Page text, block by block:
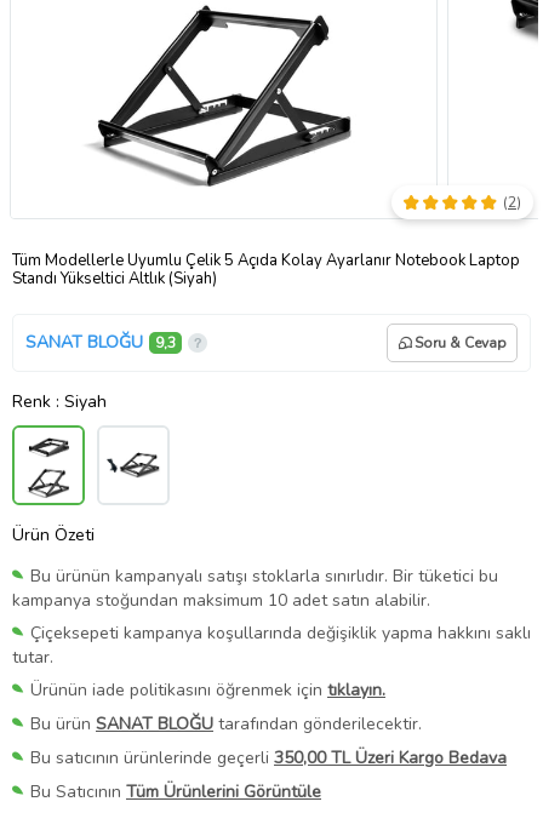
Tüm Modellerle Uyumlu Çelik 5 Açıda Kolay Ayarlanır Notebook Laptop
Standı Yükseltici Altlık (Siyah)
(2)
SANAT BLOĞU 9,3 Soru & Cevap
Renk : Siyah
Ürün Özeti
Bu ürünün kampanyalı satışı stoklarla sınırlıdır. Bir tüketici bu
kampanya stoğundan maksimum 10 adet satın alabilir.
Çiçeksepeti kampanya koşullarında değişiklik yapma hakkını saklı
tutar.
Ürünün iade politikasını öğrenmek için tıklayın.
Bu ürün SANAT BLOĞU tarafından gönderilecektir.
Bu satıcının ürünlerinde geçerli 350,00 TL Üzeri Kargo Bedava
Bu Satıcının Tüm Ürünlerini Görüntüle